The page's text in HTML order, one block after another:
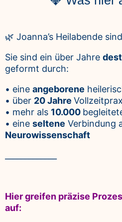
🌿 Joanna’s Heilabende
Sie sind ein über Jahre
geformt durch:
• eine angeborene
• über 20 Jahre
• mehr als 10.000
• eine seltene Verbindung
Neurowissenschaft
Hier greifen präzise
auf: